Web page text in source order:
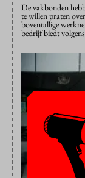
De vakbonden
te willen praten
boventallige
bedrijf biedt